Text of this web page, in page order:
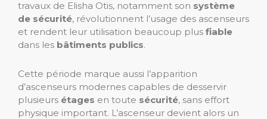
travaux de Elisha Otis, notamment son système
de sécurité, révolutionnent l’usage des ascenseurs
et rendent leur utilisation beaucoup plus fiable
dans les bâtiments publics.
Cette période marque aussi l’apparition
d’ascenseurs modernes capables de desservir
plusieurs étages en toute sécurité, sans effort
physique important. L’ascenseur devient alors un